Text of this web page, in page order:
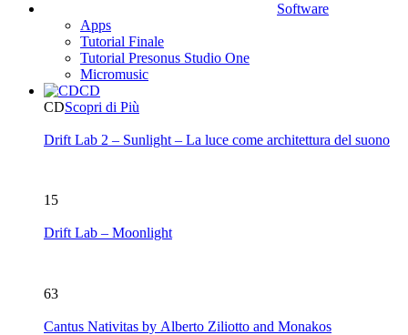
Software
Apps
Tutorial Finale
Tutorial Presonus Studio One
Micromusic
CD
CDScopri di Più
Drift Lab 2 – Sunlight – La luce come architettura del suono
15
Drift Lab – Moonlight
63
Cantus Nativitas by Alberto Ziliotto and Monakos